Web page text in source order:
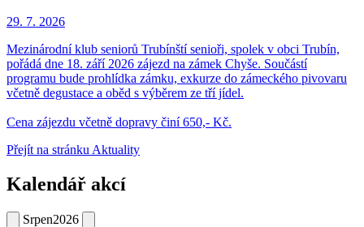
29. 7. 2026
Mezinárodní klub seniorů Trubínští senioři, spolek v obci Trubín,
pořádá dne 18. září 2026 zájezd na zámek Chyše. Součástí
programu bude prohlídka zámku, exkurze do zámeckého pivovaru
včetně degustace a oběd s výběrem ze tří jídel.
Cena zájezdu včetně dopravy činí 650,- Kč.
Přejít na stránku Aktuality
Kalendář akcí
Srpen2026